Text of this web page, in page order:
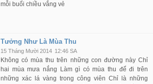
mỗi buổi chiều vắng vẻ
Tưởng Như Là Mùa Thu
15 Tháng Mười 2014 12:46 SA
Không có mùa thu trên những con đường này Chỉ
hai mùa mưa nắng Làm gì có mùa thu để đi trên
những xác lá vàng trong công viên Chỉ là những